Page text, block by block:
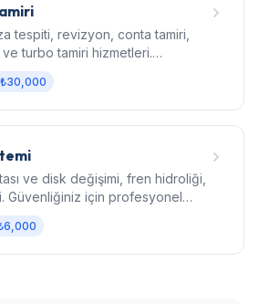
tespiti, revizyon, conta tamiri,
turbo tamiri hizmetleri.
ve disk değişimi, fren hidroliği,
Güvenliğiniz için profesyonel